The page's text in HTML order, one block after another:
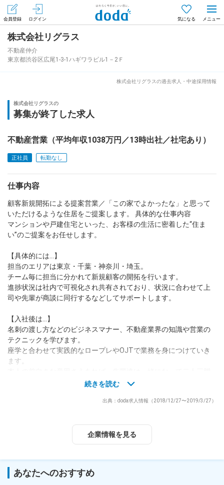
会員登録 ログイン 気になる
会員登録（無料）
求人を探す
知りたい・聞きたい
イベント
専門サイト
対応時間：10:00～22:00(日曜・年末年始を除く)
自動案内は24時間365日対応
転職の「モヤモヤ」、一人で悩まず
気軽に相談してみませんか？
dodaの使い方は？
今の仕事を続けるべき？
ヘルプ
株式会社リグラス
不動産仲介
東京都渋谷区広尾1-3-1ハギワラビル1－2Ｆ
株式会社リグラスの過去求人・中途採用情報
株式会社リグラスの
募集が終了した求人
不動産営業（平均年収1038万円／13時出社／社宅あり）
正社員 転勤なし
仕事内容
顧客新規開拓による提案営業／「この家でよかったな」と思って
いただけるような住居をご提案します。 具体的な仕事内容
マンションや戸建住宅といった、お客様の生活に密着した“住ま
い”のご提案をお任せします。
【具体的には…】
担当のエリアは東京・千葉・神奈川・埼玉。
チーム毎に担当に分かれて新規顧客の開拓を行います。
進捗状況は社内で可視化され共有されており、状況に合わせて上
司や先輩が商談に同行するなどしてサポートします。
【入社後は…】
名刺の渡し方などのビジネスマナー、不動産業界の知識や営業の
テクニックを学びます。
座学と合わせて実践的なロープレやOJTで業務を身につけていき
ます。
であなたの成長をサポートします。
前職はアパレル・塾講師・運送業・フリーターなど様々。
全くの未経験からのスタートという方が多いですが、
20代前半で昇格してマネジメントにも携わるメンバーもいます。
■組織名称：～REGRAS（リグラス）～
続きを読む
出典：doda求人情報（2018/12/27〜2019/3/27）
企業情報を見る
あなたへのおすすめ